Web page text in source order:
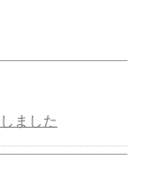
ました